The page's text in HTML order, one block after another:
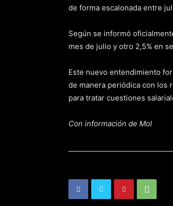
de forma escalonada entre
Según se informó
mes de julio y otro 2,5% en
Este nuevo entendimiento
de manera periódica con los
para tratar cuestiones
Con información de Mol